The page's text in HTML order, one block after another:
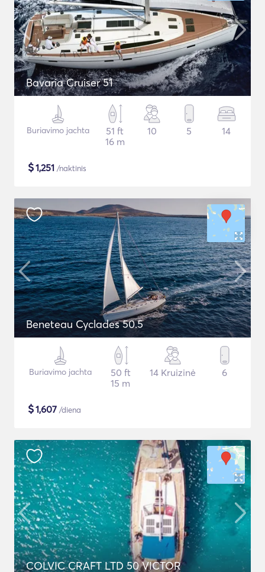
Bavaria Cruiser 51
Buriavimo jachta
51 ft
16 m
10 5 14
$1,251 /naktinis
Beneteau Cyclades 50.5
Buriavimo jachta
50 ft
15 m
14 Kruizinė 6
$1,607 /diena
COLVIC CRAFT LTD 50 VICTOR